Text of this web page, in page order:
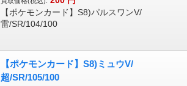
【ポケモンカード】S8)パルスワンV/
雷/SR/104/100
【ポケモンカード】S8)ミュウV/
超/SR/105/100